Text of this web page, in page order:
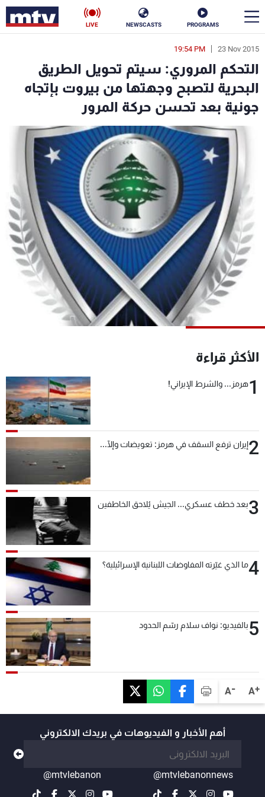
PROGRAMS
NEWSCASTS
LIVE
A+
A-
23 Nov 2015
19:54 PM
التحكم المروري: سيتم تحويل الطريق
البحرية لتصبح وجهتها من بيروت بإتجاه
جونية بعد تحسن حركة المرور
الأكثر قراءة
1هرمز... والشرط الإيراني!
2إيران ترفع السقف في هرمز: تعويضات وإلّا...
3بعد خطف عسكري... الجيش يُلاحق الخاطفين
4ما الذي غيّرته المفاوضات اللبنانية الإسرائيلية؟
5بالفيديو: نواف سلام رسّم الحدود
أهم الأخبار و الفيديوهات في بريدك الالكتروني
@mtvlebanonnews
@mtvlebanon
en
الأخبار
سياسة ناس
إقتصاد فن
منوعات رياضة
كأس العالم
البرامج
جدول البرامج
شاهد البرامج
الترددات
لاعلاناتكم